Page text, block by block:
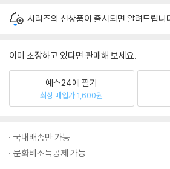
시리즈의 신상품이 출시되면 알려드립니
이미 소장하고 있다면 판매해 보세요.
예스24에 팔기
최상 매입가 1,600원
국내배송만 가능
문화비소득공제 가능